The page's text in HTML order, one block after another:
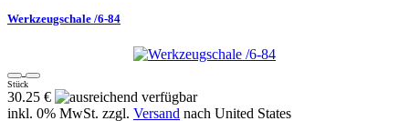
Werkzeugschale /6-84
Stück
30.25 €
inkl. 0% MwSt. zzgl. Versand nach United States